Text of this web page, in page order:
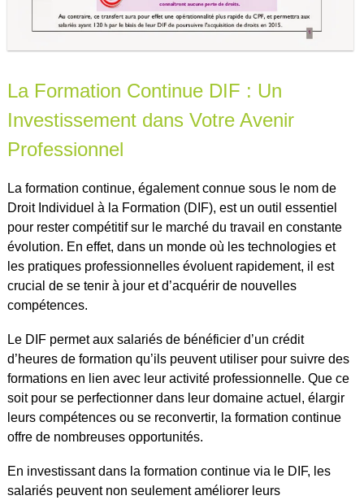
La Formation Continue DIF : Un
Investissement dans Votre Avenir
Professionnel
La formation continue, également connue sous le nom de
Droit Individuel à la Formation (DIF), est un outil essentiel
pour rester compétitif sur le marché du travail en constante
évolution. En effet, dans un monde où les technologies et
les pratiques professionnelles évoluent rapidement, il est
crucial de se tenir à jour et d’acquérir de nouvelles
compétences.
Le DIF permet aux salariés de bénéficier d’un crédit
d’heures de formation qu’ils peuvent utiliser pour suivre des
formations en lien avec leur activité professionnelle. Que ce
soit pour se perfectionner dans leur domaine actuel, élargir
leurs compétences ou se reconvertir, la formation continue
offre de nombreuses opportunités.
En investissant dans la formation continue via le DIF, les
salariés peuvent non seulement améliorer leurs